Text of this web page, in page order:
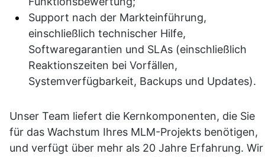
Support nach der Markteinführung,
einschließlich technischer Hilfe,
Softwaregarantien und SLAs (einschließlich
Reaktionszeiten bei Vorfällen,
Systemverfügbarkeit, Backups und Updates).
Unser Team liefert die Kernkomponenten, die Sie
für das Wachstum Ihres MLM-Projekts benötigen,
und verfügt über mehr als 20 Jahre Erfahrung. Wir